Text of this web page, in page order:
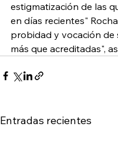
estigmatización de las
en días recientes"
probidad y vocación de
más que acreditadas",
Entradas recientes